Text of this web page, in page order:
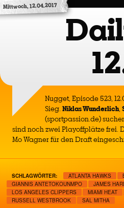
Mittwoch, 12.04.2017
Nugget, Episode 523,
Sieg.Niklas Wunderlich,
(sportpassion.de)
sind noch zwei Playoffplätze frei.
Mo Wagner für den Draft
SCHLAGWÖRTER: ATLANTA HAWKS
GIANNIS ANTETOKOUNMPO
JAMES
LOS ANGELES CLIPPERS
MIAMI HEAT
RUSSELL WESTBROOK
SAL MITHA